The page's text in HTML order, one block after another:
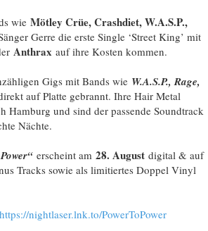
wie Mötley Crüe, Crashdiet, W.A.S.P.,
Gerre die erste Single ‘Street King’ mit
Anthrax auf ihre Kosten kommen.
Gigs mit Bands wie W.A.S.P., Rage,
auf Platte gebrannt. Ihre Hair Metal
Hamburg und sind der passende Soundtrack
Nächte.
erscheint am 28. August digital & auf
Tracks sowie als limitiertes Doppel Vinyl
https://nightlaser.lnk.to/PowerToPower